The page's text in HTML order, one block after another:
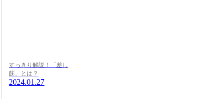
すっきり解説！「差し
筋」とは？
2024.01.27